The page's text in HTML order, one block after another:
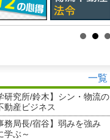
一覧
研究所/鈴木】シン・物流の
動産ビジネス
務局長/宿谷】弱みを強み
学ぶ～